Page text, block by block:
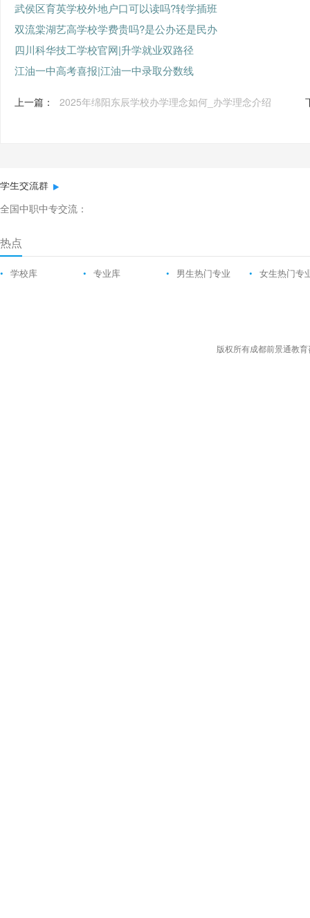
武侯区育英学校外地户口可以读吗?转学插班
双流棠湖艺高学校学费贵吗?是公办还是民办
四川科华技工学校官网|升学就业双路径
江油一中高考喜报|江油一中录取分数线
上一篇： 2025年绵阳东辰学校办学理念如何_办学理念介绍
学生交流群
全国中职中专交流：
热点
• 学校库 • 专业库 • 男生热门专业 • 女生热门专
版权所有成都前景通教